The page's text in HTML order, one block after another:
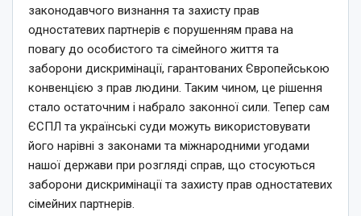
законодавчого визнання та захисту прав
одностатевих партнерів є порушенням права на
повагу до особистого та сімейного життя та
заборони дискримінації, гарантованих Європейською
конвенцією з прав людини. Таким чином, це рішення
стало остаточним і набрало законної сили. Тепер сам
ЄСПЛ та українські суди можуть використовувати
його нарівні з законами та міжнародними угодами
нашої держави при розгляді справ, що стосуються
заборони дискримінації та захисту прав одностатевих
сімейних партнерів.